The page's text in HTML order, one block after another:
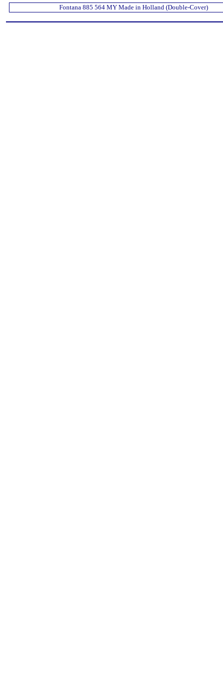
Fontana 885 564 MY Made in Holland (Double-Cover)